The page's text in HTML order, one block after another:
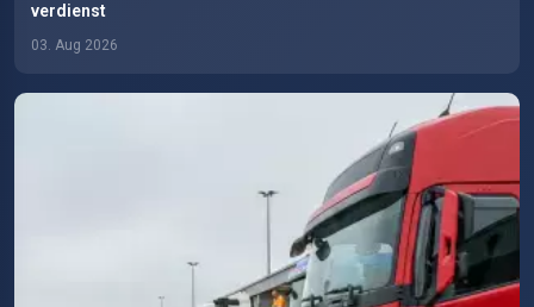
verdienst
03. Aug 2026